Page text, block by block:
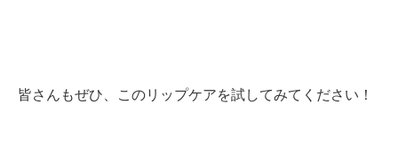
皆さんもぜひ、このリップケアを試してみてください！